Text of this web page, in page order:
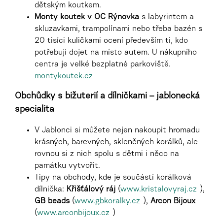
dětským koutkem.
Monty koutek v OC Rýnovka s labyrintem a
skluzavkami, trampolínami nebo třeba bazén s
20 tisíci kuličkami ocení především ti, kdo
potřebují dojet na místo autem. U nákupního
centra je velké bezplatné parkoviště.
montykoutek.cz
Obchůdky s bižuterií a dílničkami – jablonecká
specialita
V Jablonci si můžete nejen nakoupit hromadu
krásných, barevných, skleněných korálků, ale
rovnou si z nich spolu s dětmi i něco na
památku vytvořit.
Tipy na obchody, kde je součástí korálková
dílnička: Křišťálový ráj (www.kristalovyraj.cz ),
GB beads (www.gbkoralky.cz ), Arcon Bijoux
(www.arconbijoux.cz )